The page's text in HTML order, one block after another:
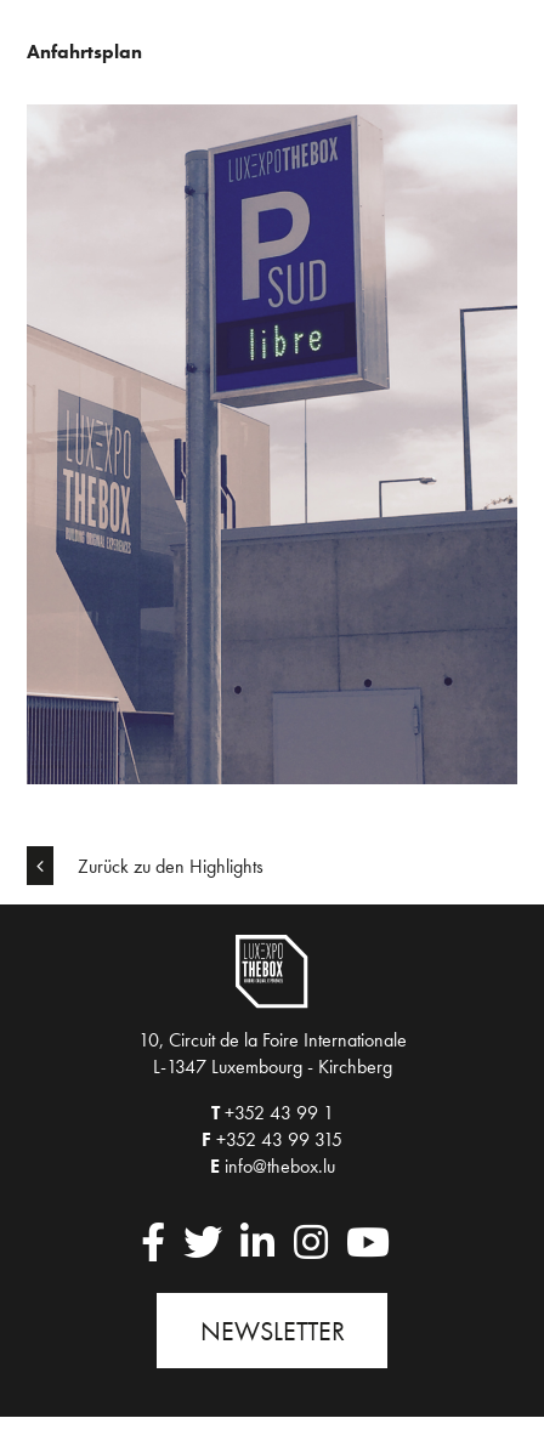
Anfahrtsplan
Zurück zu den Highlights
10, Circuit de la Foire Internationale
L-1347 Luxembourg - Kirchberg
T +352 43 99 1
F +352 43 99 315
E info@thebox.lu
NEWSLETTER